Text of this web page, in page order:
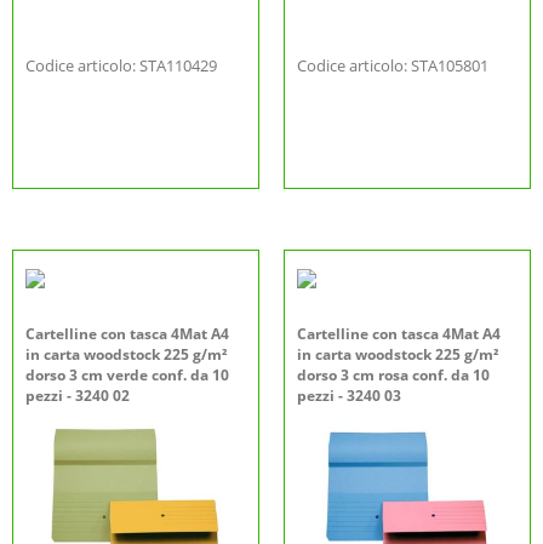
Codice articolo: STA110429 Codice articolo: STA105801
Cartelline con tasca 4Mat A4
in carta woodstock 225 g/m²
dorso 3 cm verde conf. da 10
pezzi - 3240 02
Cartelline con tasca 4Mat A4
in carta woodstock 225 g/m²
dorso 3 cm rosa conf. da 10
pezzi - 3240 03